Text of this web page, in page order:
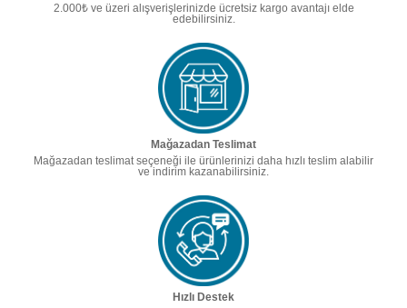
2.000₺ ve üzeri alışverişlerinizde ücretsiz kargo avantajı elde
edebilirsiniz.
Mağazadan Teslimat
Mağazadan teslimat seçeneği ile ürünlerinizi daha hızlı teslim alabilir
ve indirim kazanabilirsiniz.
Hızlı Destek